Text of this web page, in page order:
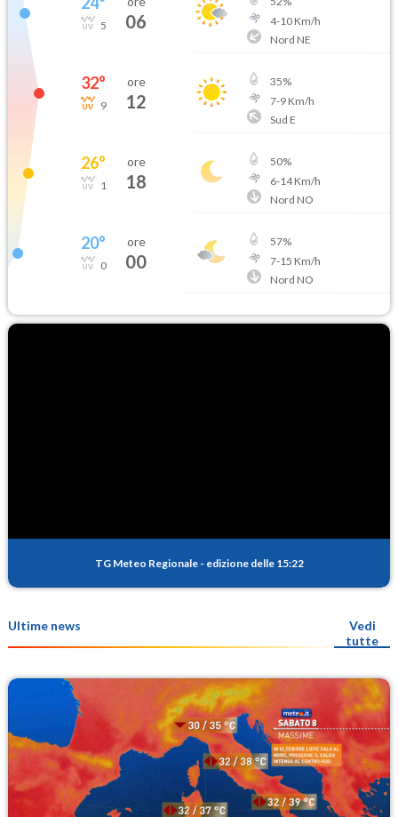
5 06
4-10Km/h
Nord NE
32°
9
ore
12
35%
7-9Km/h
Sud E
26°
1
ore
18
50%
6-14Km/h
Nord NO
20°
0
ore
00
57%
7-15 Km/h
Nord NO
TG Meteo Regionale - edizione delle 15:22
Ultime news
Vedi
tutte